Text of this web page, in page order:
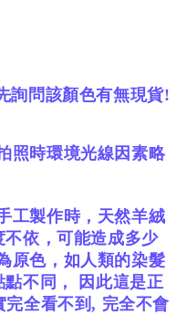
詢問該顏色有無現貨!
照時環境光線因素略
工製作時，天然羊絨
不依，可能造成多少
原色，如人類的染髮
不同，
因此這是正
完全看不到, 完全不會